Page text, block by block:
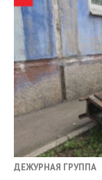
ДЕЖУРНАЯ ГРУППА